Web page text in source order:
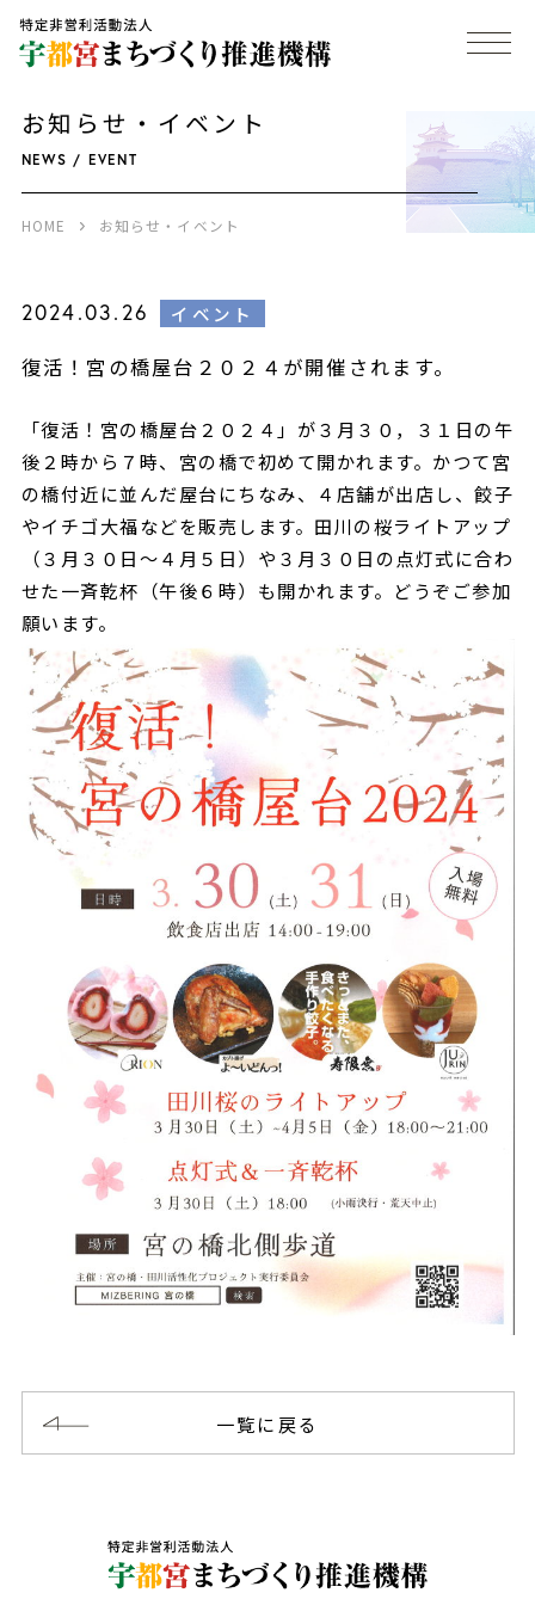
お知らせ・イベント
NEWS / EVENT
HOME お知らせ・イベント
2024.03.26 イベント
復活！宮の橋屋台２０２４が開催されます。
「復活！宮の橋屋台２０２４」が３月３０，３１日の午
後２時から７時、宮の橋で初めて開かれます。かつて宮
の橋付近に並んだ屋台にちなみ、４店舗が出店し、餃子
やイチゴ大福などを販売します。田川の桜ライトアップ
（３月３０日～４月５日）や３月３０日の点灯式に合わ
せた一斉乾杯（午後６時）も開かれます。どうぞご参加
願います。
一覧に戻る